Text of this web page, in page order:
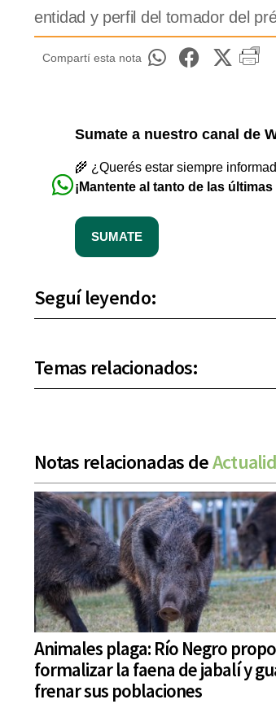
entidad y perfil del tomador del
Compartí esta nota
Sumate a nuestro canal de
🌾 ¿Querés estar siempre
¡Mantente al tanto de las
SUMATE
Seguí leyendo:
Temas relacionados:
Notas relacionadas de
Animales plaga: Río Negro
formalizar la faena de jabalí y
frenar sus poblaciones